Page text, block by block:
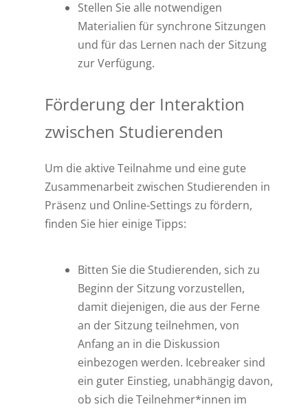
Stellen Sie alle notwendigen
Materialien für synchrone Sitzungen
und für das Lernen nach der Sitzung
zur Verfügung.
Förderung der Interaktion
zwischen Studierenden
Um die aktive Teilnahme und eine gute
Zusammenarbeit zwischen Studierenden in
Präsenz und Online-Settings zu fördern,
finden Sie hier einige Tipps:
Bitten Sie die Studierenden, sich zu
Beginn der Sitzung vorzustellen,
damit diejenigen, die aus der Ferne
an der Sitzung teilnehmen, von
Anfang an in die Diskussion
einbezogen werden. Icebreaker sind
ein guter Einstieg, unabhängig davon,
ob sich die Teilnehmer*innen im